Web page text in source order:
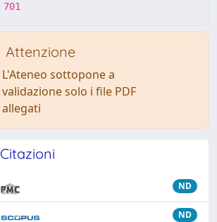
701
Attenzione
L'Ateneo sottopone a
validazione solo i file PDF
allegati
Citazioni
ND
ND